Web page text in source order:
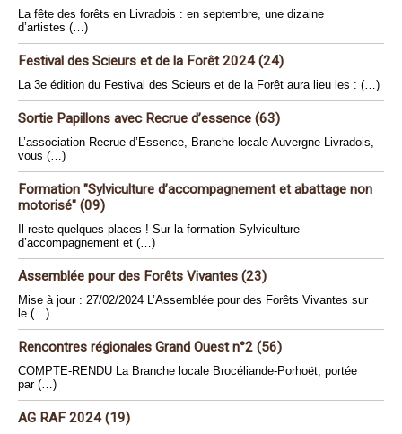
La fête des forêts en Livradois : en septembre, une dizaine
d’artistes (…)
Festival des Scieurs et de la Forêt 2024 (24)
La 3e édition du Festival des Scieurs et de la Forêt aura lieu les : (…)
Sortie Papillons avec Recrue d’essence (63)
L’association Recrue d’Essence, Branche locale Auvergne Livradois,
vous (…)
Formation "Sylviculture d’accompagnement et abattage non
motorisé" (09)
Il reste quelques places ! Sur la formation Sylviculture
d’accompagnement et (…)
Assemblée pour des Forêts Vivantes (23)
Mise à jour : 27/02/2024 L’Assemblée pour des Forêts Vivantes sur
le (…)
Rencontres régionales Grand Ouest n°2 (56)
COMPTE-RENDU La Branche locale Brocéliande-Porhoët, portée
par (…)
AG RAF 2024 (19)